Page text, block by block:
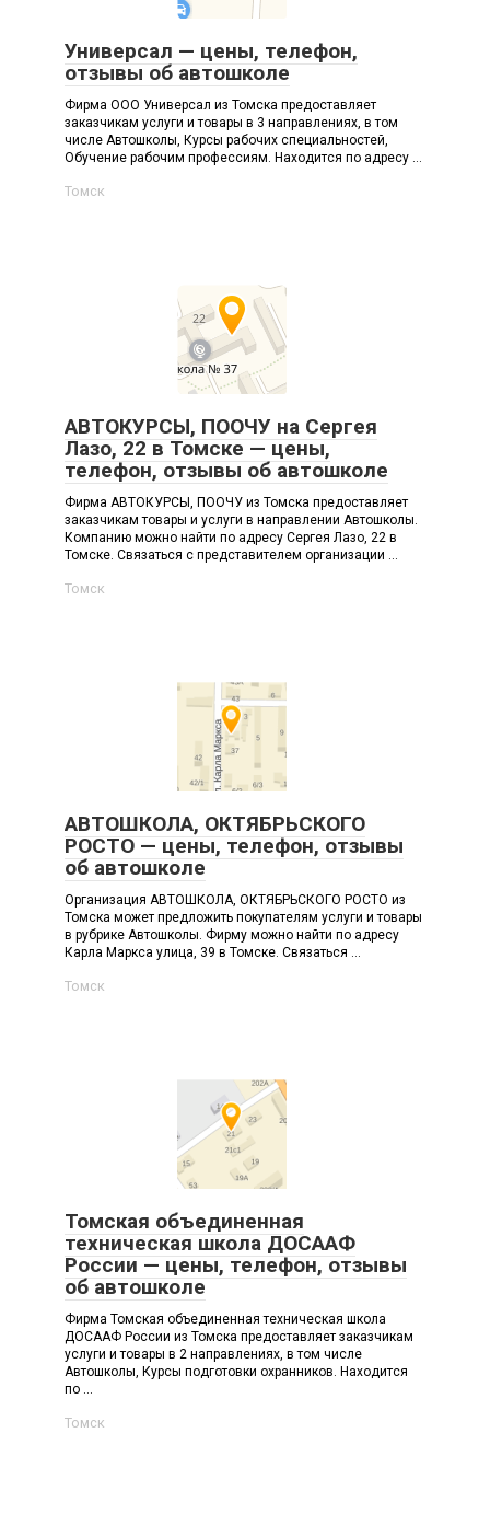
Универсал — цены, телефон,
отзывы об автошколе
Фирма ООО Универсал из Томска предоставляет
заказчикам услуги и товары в 3 направлениях, в том
числе Автошколы, Курсы рабочих специальностей,
Обучение рабочим профессиям. Находится по адресу ...
Томск
АВТОКУРСЫ, ПООЧУ на Сергея
Лазо, 22 в Томске — цены,
телефон, отзывы об автошколе
Фирма АВТОКУРСЫ, ПООЧУ из Томска предоставляет
заказчикам товары и услуги в направлении Автошколы.
Компанию можно найти по адресу Сергея Лазо, 22 в
Томске. Связаться с представителем организации ...
Томск
АВТОШКОЛА, ОКТЯБРЬСКОГО
РОСТО — цены, телефон, отзывы
об автошколе
Организация АВТОШКОЛА, ОКТЯБРЬСКОГО РОСТО из
Томска может предложить покупателям услуги и товары
в рубрике Автошколы. Фирму можно найти по адресу
Карла Маркса улица, 39 в Томске. Связаться ...
Томск
Томская объединенная
техническая школа ДОСААФ
России — цены, телефон, отзывы
об автошколе
Фирма Томская объединенная техническая школа
ДОСААФ России из Томска предоставляет заказчикам
услуги и товары в 2 направлениях, в том числе
Автошколы, Курсы подготовки охранников. Находится
по ...
Томск